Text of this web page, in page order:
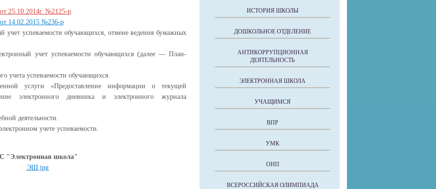
25.10.2014г. №2125-р
14.02.2015 №236-р
учет успеваемости обучающихся, отмене ведения бумажных
учет успеваемости обучающихся (далее — План-
учета успеваемости обучающихся.
услуги «Предоставление информации о текущей
электронного дневника и электронного журнала
деятельности.
учете успеваемости.
"Электронная школа"
ИСТОРИЯ ШКОЛЫ
ДОШКОЛЬНОЕ ОТДЕЛЕНИЕ
АНТИКОРРУПЦИОННАЯ
ДЕЯТЕЛЬНОСТЬ
ЭЛЕКТРОННАЯ ШКОЛА
УЧАЩИМСЯ
ВПР
УМК
ОНП
ВСЕРОССИЙСКАЯ ОЛИМПИАДА